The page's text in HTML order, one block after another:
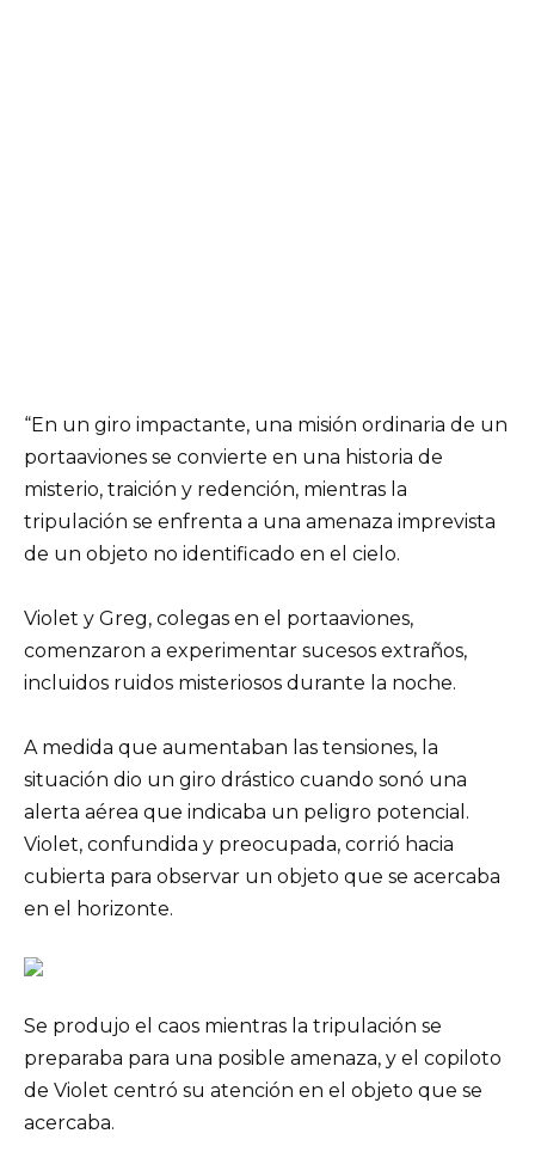
“En un giro impactante, una misión ordinaria de un
portaaviones se convierte en una historia de
misterio, traición y redención, mientras la
tripulación se enfrenta a una amenaza imprevista
de un objeto no identificado en el cielo.
Violet y Greg, colegas en el portaaviones,
comenzaron a experimentar sucesos extraños,
incluidos ruidos misteriosos durante la noche.
A medida que aumentaban las tensiones, la
situación dio un giro drástico cuando sonó una
alerta aérea que indicaba un peligro potencial.
Violet, confundida y preocupada, corrió hacia
cubierta para observar un objeto que se acercaba
en el horizonte.
Se produjo el caos mientras la tripulación se
preparaba para una posible amenaza, y el copiloto
de Violet centró su atención en el objeto que se
acercaba.